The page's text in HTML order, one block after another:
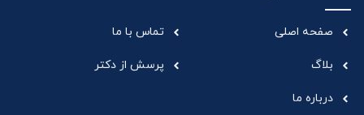
صفحه اصلی
بلاگ
درباره ما
تماس با ما
پرسش از دکتر